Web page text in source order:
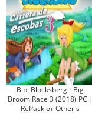
Bibi Blocksberg - Big
Broom Race 3 (2018) PC |
RePack от Other s